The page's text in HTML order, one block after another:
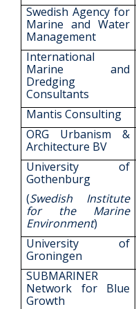
Swedish Agency for
Marine and Water
Management
International
Marine and
Dredging
Consultants
Mantis Consulting
ORG Urbanism &
Architecture BV
University of
Gothenburg
(Swedish Institute
for the Marine
Environment)
University of
Groningen
SUBMARINER
Network for Blue
Growth